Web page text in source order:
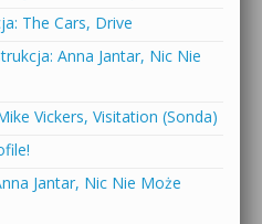
The Cars, Drive
Anna Jantar, Nic Nie
Vickers, Visitation (Sonda)
Jantar, Nic Nie Może